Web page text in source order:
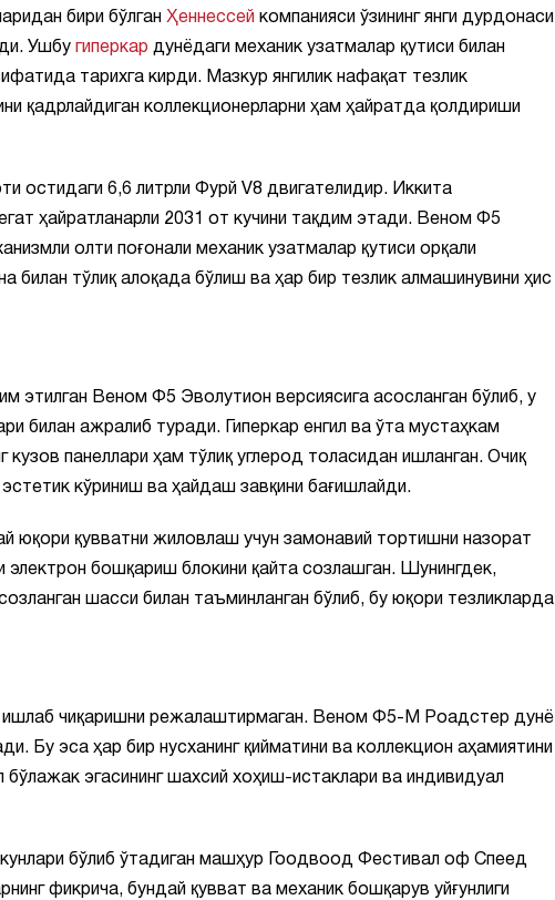
бири бўлган Ҳеннессей компанияси ўзининг янги дурдонаси
Ушбу гиперкар дунёдаги механик узатмалар қутиси билан
тарихга кирди. Мазкур янгилик нафақат тезлик
қадрлайдиган коллекционерларни ҳам ҳайратда қолдириши
остидаги 6,6 литрли Фурй V8 двигателидир. Иккита
ҳайратланарли 2031 от кучини тақдим этади. Веном Ф5
олти поғонали механик узатмалар қутиси орқали
билан тўлиқ алоқада бўлиш ва ҳар бир тезлик алмашинувини ҳис
Веном Ф5 Эволутион версиясига асосланган бўлиб, у
билан ажралиб туради. Гиперкар енгил ва ўта мустаҳкам
кузов панеллари ҳам тўлиқ углерод толасидан ишланган. Очиқ
кўриниш ва ҳайдаш завқини бағишлайди.
юқори қувватни жиловлаш учун замонавий тортишни назорат
электрон бошқариш блокини қайта созлашган. Шунингдек,
шасси билан таъминланган бўлиб, бу юқори тезликларда
чиқаришни режалаштирмаган. Веном Ф5-М Роадстер дунё
Бу эса ҳар бир нусханинг қийматини ва коллекцион аҳамиятини
эгасининг шахсий хоҳиш-истаклари ва индивидуал
бўлиб ўтадиган машҳур Гоодвоод Фестивал оф Спеед
фикрича, бундай қувват ва механик бошқарув уйғунлиги